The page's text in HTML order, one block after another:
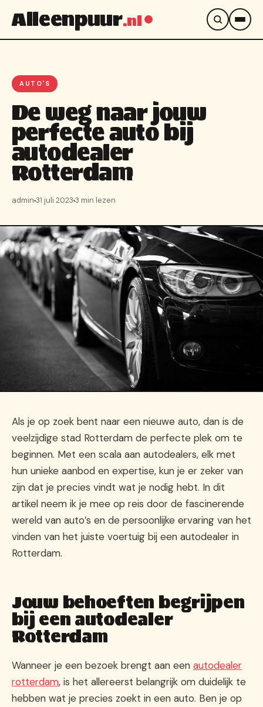
Alleenpuur.nl
AUTO'S
De weg naar jouw
perfecte auto bij
autodealer
Rotterdam
admin 31 juli 2023 3 min lezen
Als je op zoek bent naar een nieuwe auto, dan is de
veelzijdige stad Rotterdam de perfecte plek om te
beginnen. Met een scala aan autodealers, elk met
hun unieke aanbod en expertise, kun je er zeker van
zijn dat je precies vindt wat je nodig hebt. In dit
artikel neem ik je mee op reis door de fascinerende
wereld van auto’s en de persoonlijke ervaring van het
vinden van het juiste voertuig bij een autodealer in
Rotterdam.
Jouw behoeften begrijpen
bij een autodealer
Rotterdam
Wanneer je een bezoek brengt aan een autodealer
rotterdam, is het allereerst belangrijk om duidelijk te
hebben wat je precies zoekt in een auto. Ben je op